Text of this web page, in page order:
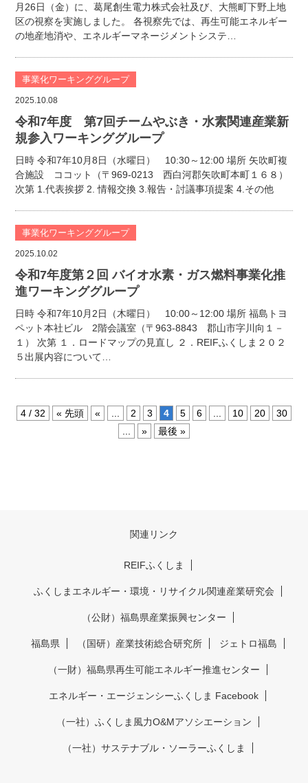
月26日（金）に、葛尾創生電力株式会社及び、大熊町下野上地
区の視察を実施しました。 各視察先では、再生可能エネルギー
の地産地消や、エネルギーマネージメントシステ…
事業化ワーキンググループ
2025.10.08
令和7年度 第7回チームやぶき・水素関連産業新
規参入ワーキンググループ
日時 令和7年10月8日（水曜日） 10:30～12:00 場所 矢吹町複
合施設 ココット（〒969-0213 西白河郡矢吹町本町１６８）
次第 1.代表挨拶 2. 情報交換 3.報告・討議事項提案 4.その他
事業化ワーキンググループ
2025.10.02
令和7年度第２回 バイオ水素・ガス燃料事業化推
進ワーキンググループ
日時 令和7年10月2日（木曜日） 10:00～12:00 場所 福島トヨ
ペット本社ビル 2階会議室（〒963-8843 郡山市字川向１－
１） 次第 １．ロードマップの見直し ２．REIFふくしま２０２
５出展内容について…
4 / 32 « 先頭 « 2 3 4 5 6 10 20
30
» 最後 »
関連リンク
REIFふくしま
ふくしまエネルギー・環境・リサイクル関連産業研究会
（公財）福島県産業振興センター
福島県 （国研）産業技術総合研究所 ジェトロ福島
（一財）福島県再生可能エネルギー推進センター
エネルギー・エージェンシーふくしま Facebook
（一社）ふくしま風力O&Mアソシエーション
（一社）サステナブル・ソーラーふくしま